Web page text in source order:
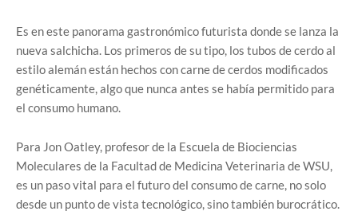
Es en este panorama gastronómico futurista donde se lanza la
nueva salchicha. Los primeros de su tipo, los tubos de cerdo al
estilo alemán están hechos con carne de cerdos modificados
genéticamente, algo que nunca antes se había permitido para
el consumo humano.
Para Jon Oatley, profesor de la Escuela de Biociencias
Moleculares de la Facultad de Medicina Veterinaria de WSU,
es un paso vital para el futuro del consumo de carne, no solo
desde un punto de vista tecnológico, sino también burocrático.